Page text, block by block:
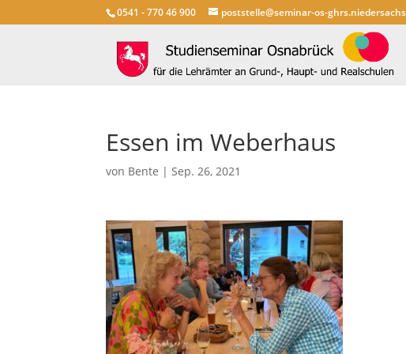
0541 - 770 46 900 poststelle@seminar-os-
Essen im Weberhaus
von Bente |Sep. 26, 2021